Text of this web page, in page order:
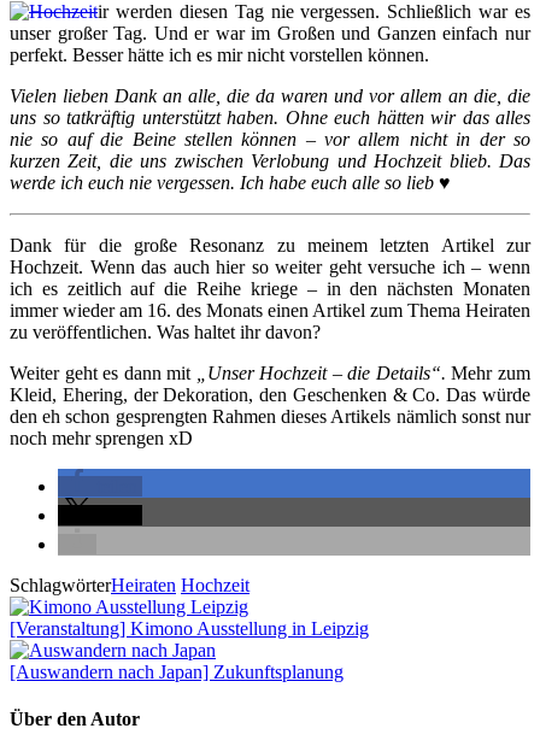
ir werden diesen Tag nie vergessen. Schließlich war es
unser großer Tag. Und er war im Großen und Ganzen einfach nur
perfekt. Besser hätte ich es mir nicht vorstellen können.
Vielen lieben Dank an alle, die da waren und vor allem an die, die
uns so tatkräftig unterstützt haben. Ohne euch hätten wir das alles
nie so auf die Beine stellen können – vor allem nicht in der so
kurzen Zeit, die uns zwischen Verlobung und Hochzeit blieb. Das
werde ich euch nie vergessen. Ich habe euch alle so lieb ♥
Dank für die große Resonanz zu meinem letzten Artikel zur
Hochzeit. Wenn das auch hier so weiter geht versuche ich – wenn
ich es zeitlich auf die Reihe kriege – in den nächsten Monaten
immer wieder am 16. des Monats einen Artikel zum Thema Heiraten
zu veröffentlichen. Was haltet ihr davon?
Weiter geht es dann mit
„Unser Hochzeit – die Details“. Mehr zum
Kleid, Ehering, der Dekoration, den Geschenken & Co. Das würde
den eh schon gesprengten Rahmen dieses Artikels nämlich sonst nur
noch mehr sprengen xD
SchlagwörterHeiraten Hochzeit
[Veranstaltung] Kimono Ausstellung in Leipzig
[Auswandern nach Japan] Zukunftsplanung
Über den Autor